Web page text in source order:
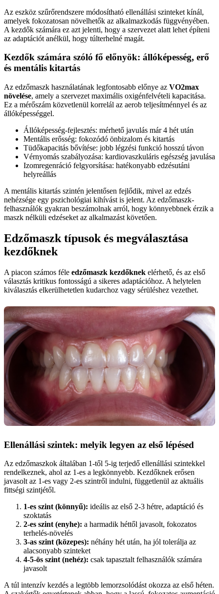
Az eszköz szűrőrendszere módosítható ellenállási szinteket kínál,
amelyek fokozatosan növelhetők az alkalmazkodás függvényében.
A kezdők számára ez azt jelenti, hogy a szervezet alatt lehet építeni
az adaptációt anélkül, hogy túlterhelné magát.
Kezdők számára szóló fő előnyök: állóképesség, erő
és mentális kitartás
Az edzőmaszk használatának legfontosabb előnye az VO2max
növelése, amely a szervezet maximális oxigénfelvételi kapacitása.
Ez a mérőszám közvetlenül korrelál az aerob teljesítménnyel és az
állóképességgel.
Állóképesség-fejlesztés: mérhető javulás már 4 hét után
Mentális erősség: fokozódó önbizalom és kitartás
Tüdőkapacitás bővítése: jobb légzési funkció hosszú távon
Vérnyomás szabályozása: kardiovaszkuláris egészség javulása
Izomregenráció felgyorsítása: hatékonyabb edzésutáni
helyreállás
A mentális kitartás szintén jelentősen fejlődik, mivel az edzés
nehézsége egy pszichológiai kihívást is jelent. Az edzőmaszk-
felhasználók gyakran beszámolnak arról, hogy könnyebbnek érzik a
maszk nélküli edzéseket az alkalmazást követően.
Edzőmaszk típusok és megválasztása
kezdőknek
A piacon számos féle edzőmaszk kezdőknek elérhető, és az első
választás kritikus fontosságú a sikeres adaptációhoz. A helytelen
kiválasztás elkerülhetetlen kudarchoz vagy sérüléshez vezethet.
Ellenállási szintek: melyik legyen az első lépésed
Az edzőmaszkok általában 1-től 5-ig terjedő ellenállási szintekkel
rendelkeznek, ahol az 1-es a legkönnyebb. Kezdőknek erősen
javasolt az 1-es vagy 2-es szintről indulni, függetlenül az aktuális
fittségi szintjétől.
1-es szint (könnyű): ideális az első 2-3 hétre, adaptáció és
szoktatás
2-es szint (enyhe): a harmadik héttől javasolt, fokozatos
terhelés-növelés
3-as szint (közepes): néhány hét után, ha jól tolerálja az
alacsonyabb szinteket
4-5-ös szint (nehéz): csak tapasztalt felhasználók számára
javasolt
A túl intenzív kezdés a legtöbb lemorzsolódást okozza az első héten.